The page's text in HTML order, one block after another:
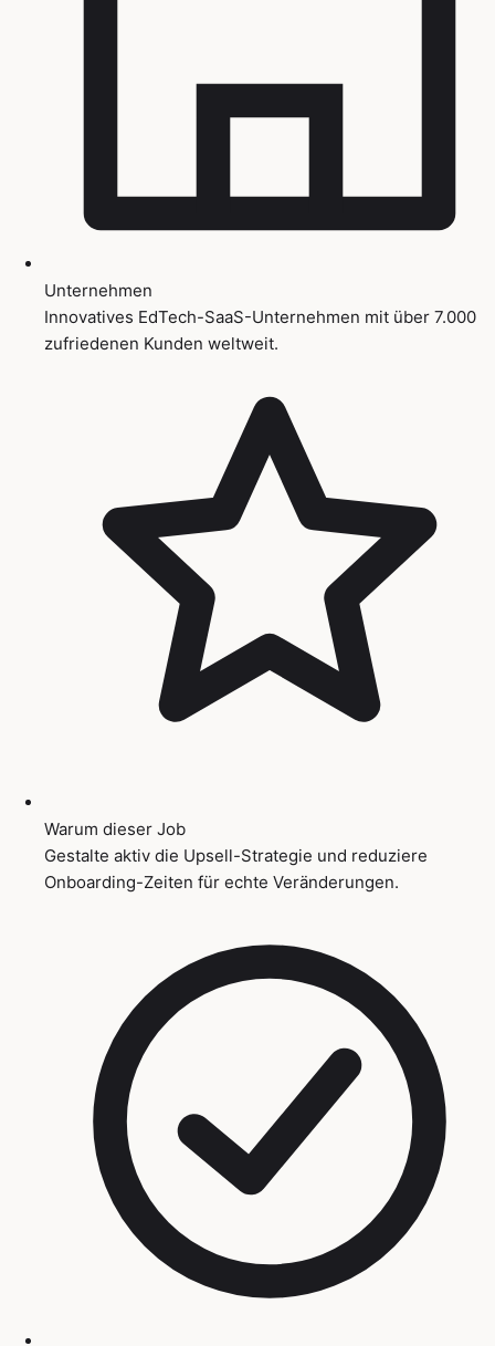
Unternehmen
Innovatives EdTech-SaaS-Unternehmen mit über 7.000
zufriedenen Kunden weltweit.
Warum dieser Job
Gestalte aktiv die Upsell-Strategie und reduziere
Onboarding-Zeiten für echte Veränderungen.